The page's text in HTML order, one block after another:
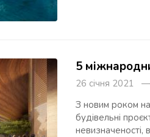
5
26 січня 2021
З новим роком
будівельні
невизначеності,